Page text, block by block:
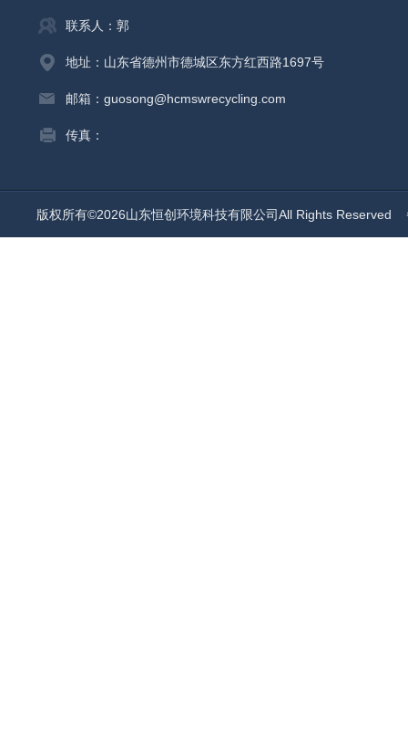
联系人：郭
地址：山东省德州市德城区东方红西路1697号
邮箱：guosong@hcmswrecycling.com
传真：
版权所有©2026山东恒创环境科技有限公司All Rights Reserved